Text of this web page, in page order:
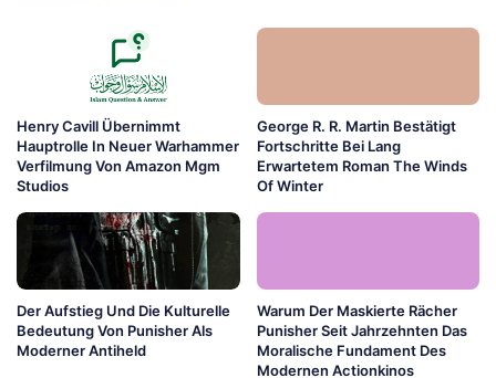
Henry Cavill Übernimmt
Hauptrolle In Neuer Warhammer
Verfilmung Von Amazon Mgm
Studios
George R. R. Martin Bestätigt
Fortschritte Bei Lang
Erwartetem Roman The Winds
Of Winter
Der Aufstieg Und Die Kulturelle
Bedeutung Von Punisher Als
Moderner Antiheld
Warum Der Maskierte Rächer
Punisher Seit Jahrzehnten Das
Moralische Fundament Des
Modernen Actionkinos